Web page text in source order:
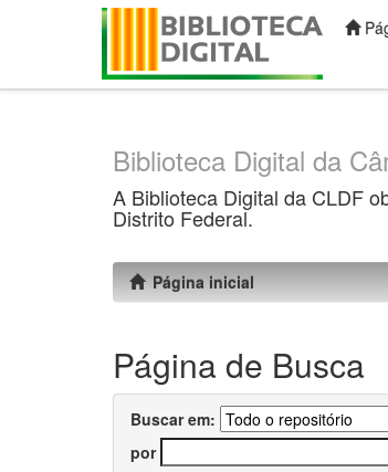
Biblioteca Digital da
A Biblioteca Digital da CLDF
Distrito Federal.
Página inicial
Página de Busca
Buscar em:
por